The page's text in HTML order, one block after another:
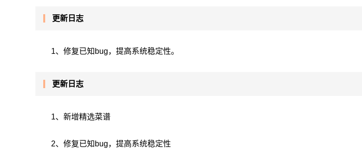
更新日志
1、修复已知bug，提高系统稳定性。
更新日志
1、新增精选菜谱
2、修复已知bug，提高系统稳定性